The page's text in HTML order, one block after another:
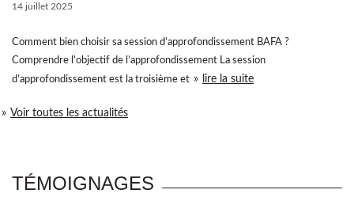
14 juillet 2025
Comment bien choisir sa session d’approfondissement BAFA ?
Comprendre l’objectif de l’approfondissement La session
d’approfondissement est la troisième et
lire la suite
Voir toutes les actualités
TÉMOIGNAGES